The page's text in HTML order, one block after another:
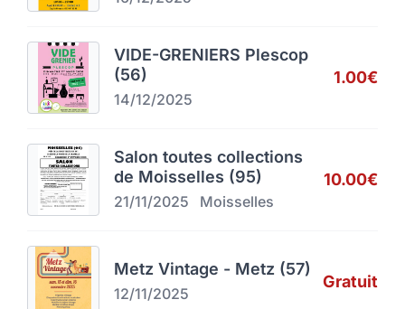
VIDE-GRENIERS Plescop
(56)
14/12/2025
1.00€
Salon toutes collections
de Moisselles (95)
21/11/2025 Moisselles
10.00€
Metz Vintage - Metz (57)
12/11/2025
Gratuit